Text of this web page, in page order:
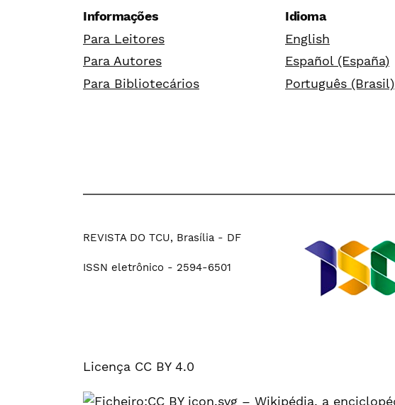
Informações
Para Leitores
Para Autores
Para Bibliotecários
Idioma
English
Español (España)
Português (Brasil)
REVISTA DO TCU, Brasília - DF
ISSN eletrônico - 2594-6501
Licença CC BY 4.0